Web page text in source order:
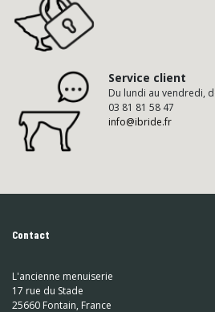
Service client
Du lundi au vendredi,
03 81 81 58 47
info@ibride.fr
Contact
L'ancienne menuiserie
17 rue du Stade
25660 Fontain, France